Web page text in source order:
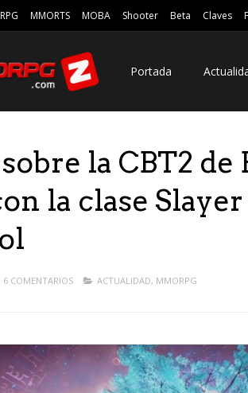
MMORTS MOBA Shooter Beta Claves
Portada
la CBT2 de
la clase
6 COMENTARIOS ACTUALIDAD, MMORPG